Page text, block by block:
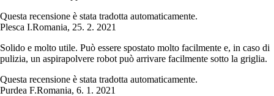
Questa recensione è stata tradotta automaticamente.
Plesca I.Romania, 25. 2. 2021
Solido e molto utile. Può essere spostato molto facilmente e, in caso di
pulizia, un aspirapolvere robot può arrivare facilmente sotto la griglia.
Questa recensione è stata tradotta automaticamente.
Purdea F.Romania, 6. 1. 2021